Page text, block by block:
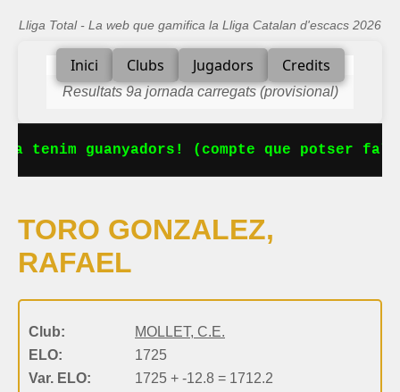
Lliga Total - La web que gamifica la Lliga Catalan d'escacs 2026
Inici Clubs Jugadors Credits
Resultats 9a jornada carregats (provisional)
tenim guanyadors! (compte que potser
TORO GONZALEZ,
RAFAEL
Club:
MOLLET, C.E.
ELO:
1725
Var. ELO:
1725 + -12.8 = 1712.2